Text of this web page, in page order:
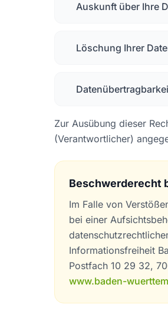
Auskunft über Ihre
Löschung Ihrer
Zur Ausübung dieser
(Verantwortlicher)
Beschwerderecht
Im Falle von
bei einer
Informationsfreiheit
Postfach 10 29 32,
www.baden-